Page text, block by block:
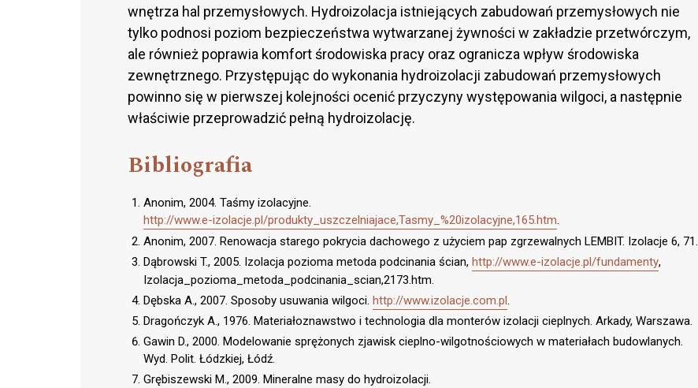
wnętrza hal przemysłowych. Hydroizolacja istniejących zabudowań przemysłowych nie
tylko podnosi poziom bezpieczeństwa wytwarzanej żywności w zakładzie przetwórczym,
ale również poprawia komfort środowiska pracy oraz ogranicza wpływ środowiska
zewnętrznego. Przystępując do wykonania hydroizolacji zabudowań przemysłowych
powinno się w pierwszej kolejności ocenić przyczyny występowania wilgoci, a następnie
właściwie przeprowadzić pełną hydroizolację.
Bibliografia
Anonim, 2004. Taśmy izolacyjne.
http://www.e-izolacje.pl/produkty_uszczelniajace,Tasmy_%20izolacyjne,165.htm.
Anonim, 2007. Renowacja starego pokrycia dachowego z użyciem pap zgrzewalnych LEMBIT. Izolacje 6, 71.
Dąbrowski T., 2005. Izolacja pozioma metoda podcinania ścian, http://www.e-izolacje.pl/fundamenty,
Izolacja_pozioma_metoda_podcinania_scian,2173.htm.
Dębska A., 2007. Sposoby usuwania wilgoci. http://www.izolacje.com.pl.
Dragończyk A., 1976. Materiałoznawstwo i technologia dla monterów izolacji cieplnych. Arkady, Warszawa.
Gawin D., 2000. Modelowanie sprężonych zjawisk cieplno-wilgotnościowych w materiałach budowlanych.
Wyd. Polit. Łódzkiej, Łódź.
Grębiszewski M., 2009. Mineralne masy do hydroizolacji.